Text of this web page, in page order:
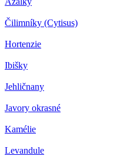
Čilimníky (Cytisus)
Hortenzie
Ibišky
Jehličnany
Javory okrasné
Kamélie
Levandule